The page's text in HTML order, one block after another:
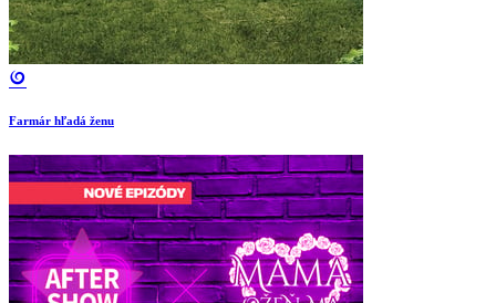
Farmár hľadá ženu